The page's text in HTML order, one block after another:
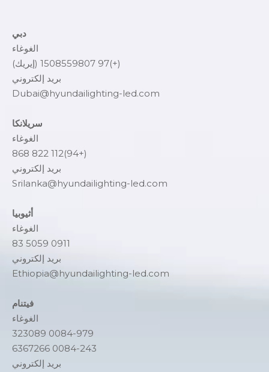
دبي
الغوغاء
(+)97 1508559807 (إيريك)
بريد إلكتروني
Dubai@hyundailighting-led.com
سريلانكا
الغوغاء
(+94)112 822 868
بريد إلكتروني
Srilanka@hyundailighting-led.com
أثيوبيا
الغوغاء
0911 5059 83
بريد إلكتروني
Ethiopia@hyundailighting-led.com
فيتنام
الغوغاء
0084-979 323089
0084-243 6367266
بريد إلكتروني